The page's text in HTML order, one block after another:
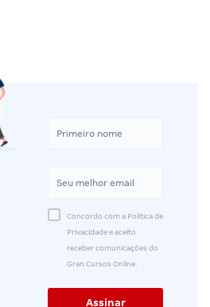
Concordo com a Política de
Privacidade e aceito
receber comunicações do
Gran Cursos Online.